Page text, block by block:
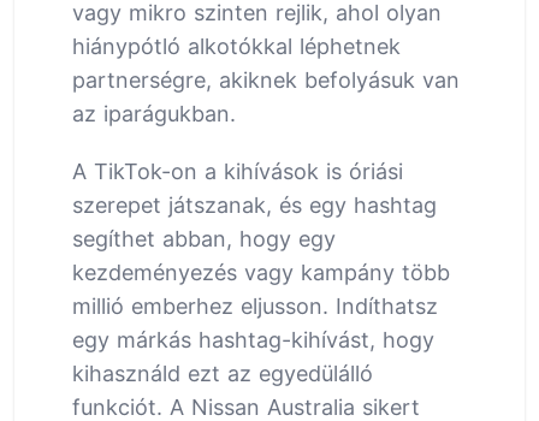
vagy mikro szinten rejlik, ahol olyan
hiánypótló alkotókkal léphetnek
partnerségre, akiknek befolyásuk van
az iparágukban.
A TikTok-on a kihívások is óriási
szerepet játszanak, és egy hashtag
segíthet abban, hogy egy
kezdeményezés vagy kampány több
millió emberhez eljusson. Indíthatsz
egy márkás hashtag-kihívást, hogy
kihasználd ezt az egyedülálló
funkciót. A Nissan Australia sikert